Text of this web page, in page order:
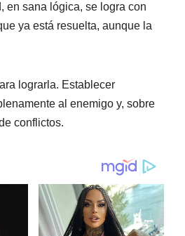
en sana lógica, se logra con
ya está resuelta, aunque la
lograrla. Establecer
al enemigo y, sobre
conflictos.